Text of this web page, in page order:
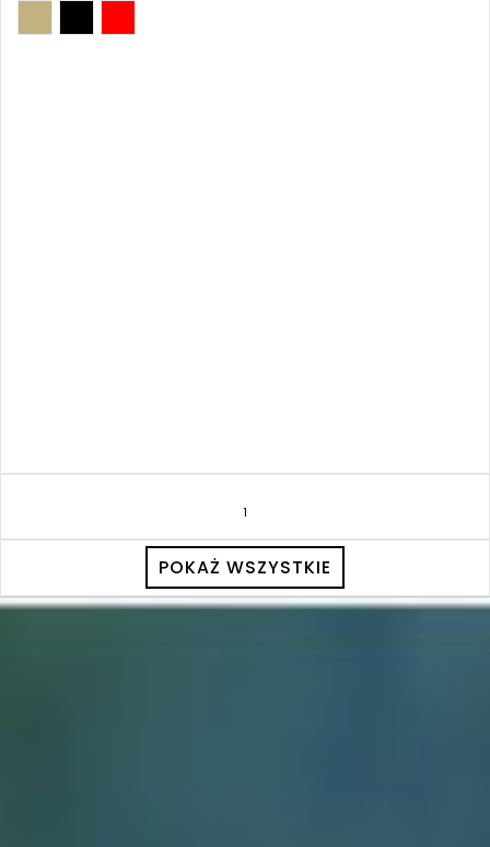
1
POKAŻ WSZYSTKIE